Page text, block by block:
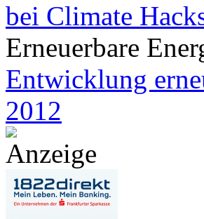
bei Climate
Erneuerbare
Entwicklung
2012
Anzeige